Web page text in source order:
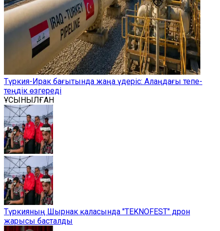
Түркия-Ирак бағытында жаңа үдеріс: Алаңдағы тепе-
теңдік өзгереді
ҰСЫНЫЛҒАН
Түркияның Шырнак қаласында "TEKNOFEST" дрон
жарысы басталды